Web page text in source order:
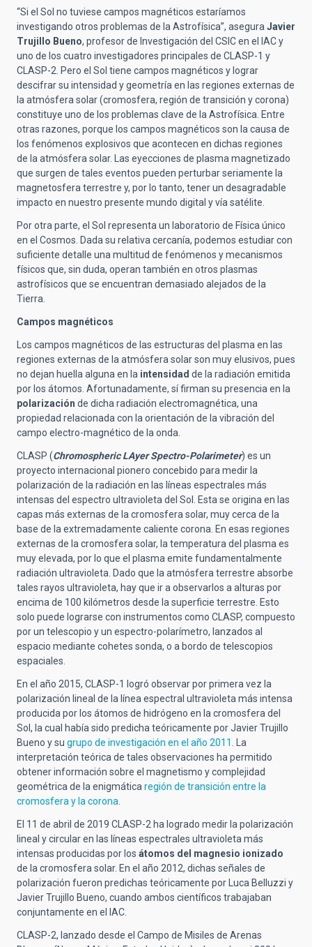
“Si el Sol no tuviese campos magnéticos estaríamos
investigando otros problemas de la Astrofísica”, asegura Javier
Trujillo Bueno, profesor de Investigación del CSIC en el IAC y
uno de los cuatro investigadores principales de CLASP-1 y
CLASP-2. Pero el Sol tiene campos magnéticos y lograr
descifrar su intensidad y geometría en las regiones externas de
la atmósfera solar (cromosfera, región de transición y corona)
constituye uno de los problemas clave de la Astrofísica. Entre
otras razones, porque los campos magnéticos son la causa de
los fenómenos explosivos que acontecen en dichas regiones
de la atmósfera solar. Las eyecciones de plasma magnetizado
que surgen de tales eventos pueden perturbar seriamente la
magnetosfera terrestre y, por lo tanto, tener un desagradable
impacto en nuestro presente mundo digital y vía satélite.
Por otra parte, el Sol representa un laboratorio de Física único
en el Cosmos. Dada su relativa cercanía, podemos estudiar con
suficiente detalle una multitud de fenómenos y mecanismos
físicos que, sin duda, operan también en otros plasmas
astrofísicos que se encuentran demasiado alejados de la
Tierra.
Campos magnéticos
Los campos magnéticos de las estructuras del plasma en las
regiones externas de la atmósfera solar son muy elusivos, pues
no dejan huella alguna en la intensidad de la radiación emitida
por los átomos. Afortunadamente, sí firman su presencia en la
polarización de dicha radiación electromagnética, una
propiedad relacionada con la orientación de la vibración del
campo electro-magnético de la onda.
CLASP (Chromospheric LAyer Spectro-Polarimeter) es un
proyecto internacional pionero concebido para medir la
polarización de la radiación en las líneas espectrales más
intensas del espectro ultravioleta del Sol. Esta se origina en las
capas más externas de la cromosfera solar, muy cerca de la
base de la extremadamente caliente corona. En esas regiones
externas de la cromosfera solar, la temperatura del plasma es
muy elevada, por lo que el plasma emite fundamentalmente
radiación ultravioleta. Dado que la atmósfera terrestre absorbe
tales rayos ultravioleta, hay que ir a observarlos a alturas por
encima de 100 kilómetros desde la superficie terrestre. Esto
solo puede lograrse con instrumentos como CLASP, compuesto
por un telescopio y un espectro-polarímetro, lanzados al
espacio mediante cohetes sonda, o a bordo de telescopios
espaciales.
En el año 2015, CLASP-1 logró observar por primera vez la
polarización lineal de la línea espectral ultravioleta más intensa
producida por los átomos de hidrógeno en la cromosfera del
Sol, la cual había sido predicha teóricamente por Javier Trujillo
Bueno y su grupo de investigación en el año 2011 . La
interpretación teórica de tales observaciones ha permitido
obtener información sobre el magnetismo y complejidad
geométrica de la enigmática región de transición entre la
cromosfera y la corona
El 11 de abril de 2019 CLASP-2 ha logrado medir la polarización
lineal y circular en las líneas espectrales ultravioleta más
intensas producidas por los átomos del magnesio ionizado
de la cromosfera solar. En el año 2012, dichas señales de
polarización fueron predichas teóricamente por Luca Belluzzi y
Javier Trujillo Bueno, cuando ambos científicos trabajaban
conjuntamente en el IAC.
CLASP-2, lanzado desde el Campo de Misiles de Arenas